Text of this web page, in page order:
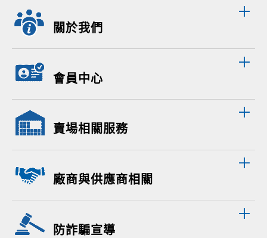
關於我們
會員中心
賣場相關服務
廠商與供應商相關
防詐騙宣導